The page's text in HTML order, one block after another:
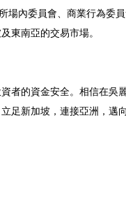
內委員會、商業行為委
東南亞的交易市場。
者的資金安全。相信在
足新加坡，連接亞洲，邁向